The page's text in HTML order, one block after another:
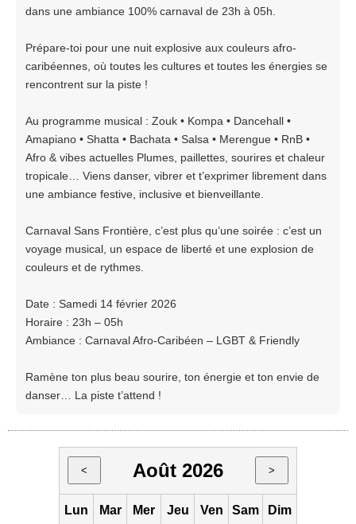
dans une ambiance 100% carnaval de 23h à 05h.
Prépare-toi pour une nuit explosive aux couleurs afro-
caribéennes, où toutes les cultures et toutes les énergies se
rencontrent sur la piste !
Au programme musical : Zouk • Kompa • Dancehall •
Amapiano • Shatta • Bachata • Salsa • Merengue • RnB •
Afro & vibes actuelles Plumes, paillettes, sourires et chaleur
tropicale… Viens danser, vibrer et t’exprimer librement dans
une ambiance festive, inclusive et bienveillante.
Carnaval Sans Frontière, c’est plus qu’une soirée : c’est un
voyage musical, un espace de liberté et une explosion de
couleurs et de rythmes.
Date : Samedi 14 février 2026
Horaire : 23h – 05h
Ambiance : Carnaval Afro-Caribéen – LGBT & Friendly
Ramène ton plus beau sourire, ton énergie et ton envie de
danser… La piste t’attend !
< Août 2026 >
Lun Mar Mer Jeu Ven Sam Dim